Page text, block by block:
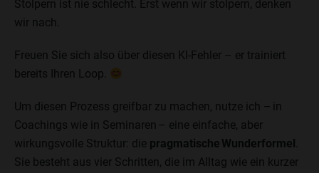
Stolpern ist nie schlecht. Erst wenn wir stolpern, denken
wir nach.
Freuen Sie sich also über diesen KI-Fehler – er trainiert
bereits Ihren Loop.
Um diesen Prozess greifbar zu machen, nutze ich – in
Coachings wie in Seminaren – eine einfache, aber
wirkungsvolle Struktur: die pragmatische Wunderformel
Sie besteht aus vier Schritten, die im Alltag wie ein kurzer